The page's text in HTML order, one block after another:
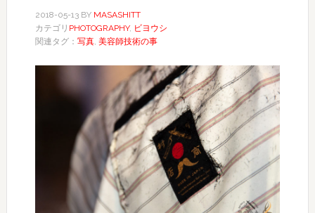
2018-05-13BY MASASHITT
カテゴリ PHOTOGRAPHY, ビヨウシ
関連タグ： 写真, 美容師技術の事